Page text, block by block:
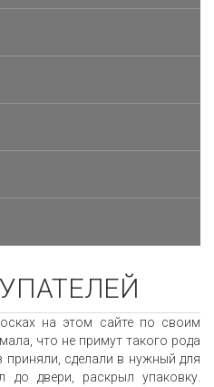
на этом сайте по своим
что не примут такого рода
приняли, сделали в нужный для
до двери, раскрыл упаковку.